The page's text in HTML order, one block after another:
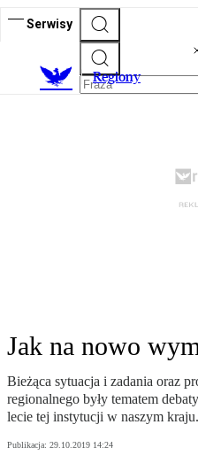
Serwisy
Regiony
Jak na nowo
Bieżąca sytuacja i zadania oraz
regionalnego były tematem
lecie tej instytucji w naszym kraju.
Publikacja: 29.10.2019 14:24